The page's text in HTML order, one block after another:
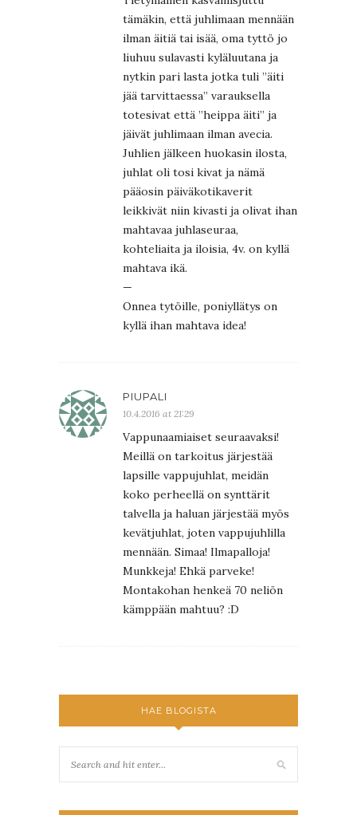
tämäkin, että juhlimaan mennään
ilman äitiä tai isää, oma tyttö jo
liuhuu sulavasti kyläluutana ja
nytkin pari lasta jotka tuli ”äiti
jää tarvittaessa” varauksella
totesivat että ”heippa äiti” ja
jäivät juhlimaan ilman avecia.
Juhlien jälkeen huokasin ilosta,
juhlat oli tosi kivat ja nämä
pääosin päiväkotikaverit
leikkivät niin kivasti ja olivat ihan
mahtavaa juhlaseuraa,
kohteliaita ja iloisia, 4v. on kyllä
mahtava ikä.
—
Onnea tytöille, poniyllätys on
kyllä ihan mahtava idea!
PIUPALI
10.4.2016 at 21:29
Vappunaamiaiset seuraavaksi!
Meillä on tarkoitus järjestää
lapsille vappujuhlat, meidän
koko perheellä on synttärit
talvella ja haluan järjestää myös
kevätjuhlat, joten vappujuhlilla
mennään. Simaa! Ilmapalloja!
Munkkeja! Ehkä parveke!
Montakohan henkeä 70 neliön
kämppään mahtuu? :D
HAE BLOGISTA